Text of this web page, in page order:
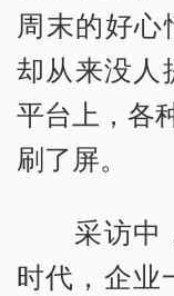
周末的好心
却从来没
平台上，各
刷了屏。
采访中，
时代，企业